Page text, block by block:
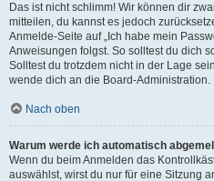
Das ist nicht schlimm! Wir können dir
mitteilen, du kannst es jedoch
Anmelde-Seite auf „Ich habe mein
Anweisungen folgst. So solltest du dich
Solltest du trotzdem nicht in der Lage
wende dich an die Board-Administration.
Nach oben
Warum werde ich automatisch
Wenn du beim Anmelden das
auswählst, wirst du nur für eine Sitzung